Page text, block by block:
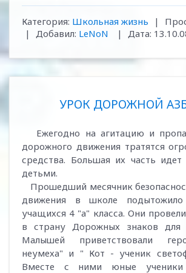
Категория: Школьная жизнь |
|
Добавил: LeNoN | Дата:
УРОК ДОРОЖНОЙ
Ежегодно на агитацию и
дорожного движения тратятся
средства. Большая их часть
детьми.
Прошедший месячник
движения в школе подытожило
учащихся 4 "а" класса. Они
в страну Дорожных знаков для
Малышей приветствовали
неумеха" и " Кот - ученик
Вместе с ними юные ученики